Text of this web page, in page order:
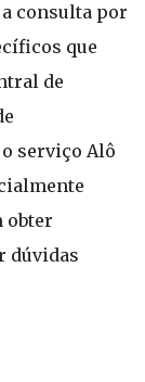
consulta por
que
de
serviço Alô
obter
dúvidas